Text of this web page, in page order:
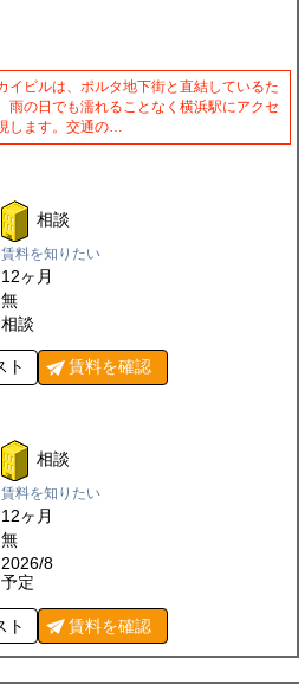
イビルは、ポルタ地下街と直結しているた
雨の日でも濡れることなく横浜駅にアクセ
します。交通の…
相談
賃料を知りたい
12ヶ月
無
相談
ト 賃料を確認
相談
賃料を知りたい
12ヶ月
無
2026/8
予定
ト 賃料を確認